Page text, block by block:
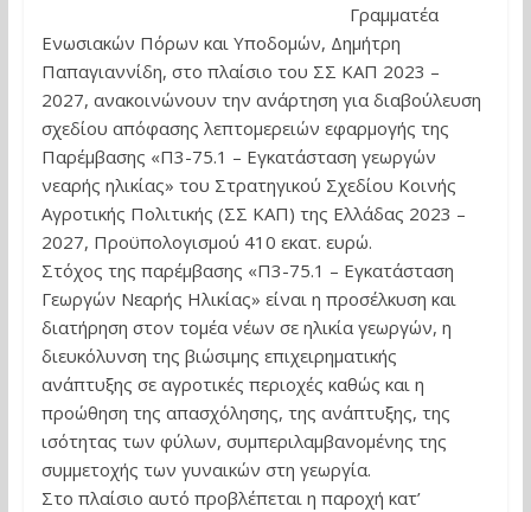
Γραμματέα
Ενωσιακών Πόρων και Υποδομών, Δημήτρη
Παπαγιαννίδη, στο πλαίσιο του ΣΣ ΚΑΠ 2023 –
2027, ανακοινώνουν την ανάρτηση για διαβούλευση
σχεδίου απόφασης λεπτομερειών εφαρμογής της
Παρέμβασης «Π3-75.1 – Εγκατάσταση γεωργών
νεαρής ηλικίας» του Στρατηγικού Σχεδίου Κοινής
Αγροτικής Πολιτικής (ΣΣ ΚΑΠ) της Ελλάδας 2023 –
2027, Προϋπολογισμού 410 εκατ. ευρώ.
Στόχος της παρέμβασης «Π3-75.1 – Εγκατάσταση
Γεωργών Νεαρής Ηλικίας» είναι η προσέλκυση και
διατήρηση στον τομέα νέων σε ηλικία γεωργών, η
διευκόλυνση της βιώσιμης επιχειρηματικής
ανάπτυξης σε αγροτικές περιοχές καθώς και η
προώθηση της απασχόλησης, της ανάπτυξης, της
ισότητας των φύλων, συμπεριλαμβανομένης της
συμμετοχής των γυναικών στη γεωργία.
Στο πλαίσιο αυτό προβλέπεται η παροχή κατ’